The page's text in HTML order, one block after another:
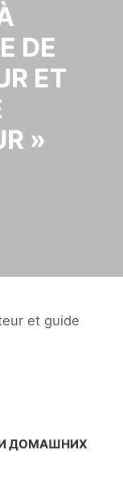
DE
ET
»
et guide
ДОМАШНИХ